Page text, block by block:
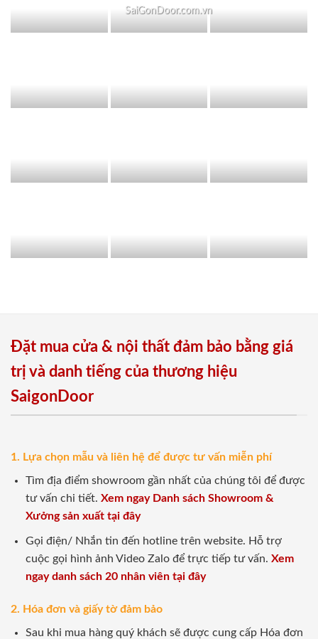
SaiGonDoor.com.vn
Đặt mua cửa & nội thất đảm bảo bằng giá
trị và danh tiếng của thương hiệu
SaigonDoor
1. Lựa chọn mẫu và liên hệ để được tư vấn miễn phí
Tìm địa điểm showroom gần nhất của chúng tôi để được
tư vấn chi tiết. Xem ngay Danh sách Showroom &
Xưởng sản xuất tại đây
Gọi điện/ Nhắn tin đến hotline trên website. Hỗ trợ
cuộc gọi hình ảnh Video Zalo để trực tiếp tư vấn. Xem
ngay danh sách 20 nhân viên tại đây
2. Hóa đơn và giấy tờ đảm bảo
Sau khi mua hàng quý khách sẽ được cung cấp Hóa đơn